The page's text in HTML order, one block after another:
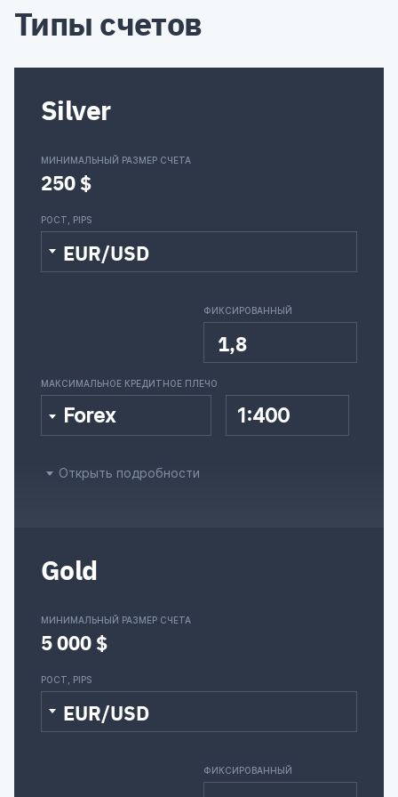
Типы счетов
Silver
Открыть подробности
МИНИМАЛЬНЫЙ РАЗМЕР СЧЕТА
250 $
РОСТ, PIPS
EUR/USD
ФИКСИРОВАННЫЙ
1,8
МАКСИМАЛЬНОЕ КРЕДИТНОЕ ПЛЕЧО
Forex 1:400
Gold
МИНИМАЛЬНЫЙ РАЗМЕР СЧЕТА
5 000 $
РОСТ, PIPS
EUR/USD
ФИКСИРОВАННЫЙ